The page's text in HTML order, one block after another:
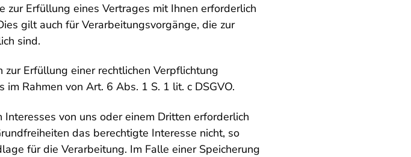
zur Erfüllung eines Vertrages mit Ihnen erforderlich
gilt auch für Verarbeitungsvorgänge, die zur
sind.
Erfüllung einer rechtlichen Verpflichtung
Rahmen von Art. 6 Abs. 1 S. 1 lit. c DSGVO.
von uns oder einem Dritten erforderlich
das berechtigte Interesse nicht, so
für die Verarbeitung. Im Falle einer Speicherung